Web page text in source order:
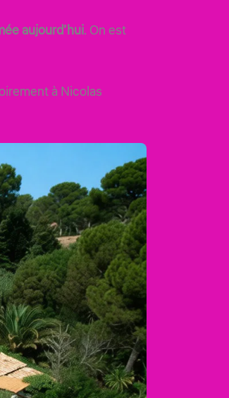
aujourd’hui. On est
à Nicolas